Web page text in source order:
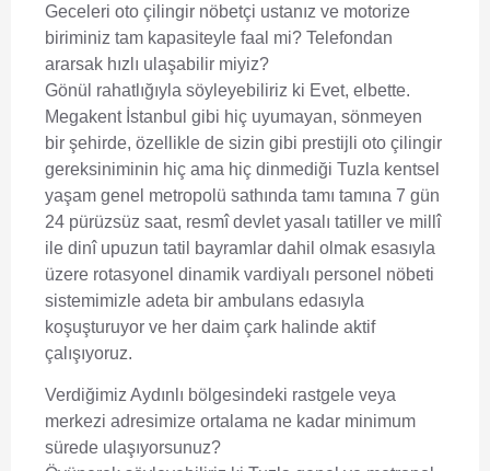
Geceleri oto çilingir nöbetçi ustanız ve motorize
biriminiz tam kapasiteyle faal mi? Telefondan
ararsak hızlı ulaşabilir miyiz?
Gönül rahatlığıyla söyleyebiliriz ki Evet, elbette.
Megakent İstanbul gibi hiç uyumayan, sönmeyen
bir şehirde, özellikle de sizin gibi prestijli oto çilingir
gereksiniminin hiç ama hiç dinmediği Tuzla kentsel
yaşam genel metropolü sathında tamı tamına 7 gün
24 pürüzsüz saat, resmî devlet yasalı tatiller ve millî
ile dinî upuzun tatil bayramlar dahil olmak esasıyla
üzere rotasyonel dinamik vardiyalı personel nöbeti
sistemimizle adeta bir ambulans edasıyla
koşuşturuyor ve her daim çark halinde aktif
çalışıyoruz.
Verdiğimiz Aydınlı bölgesindeki rastgele veya
merkezi adresimize ortalama ne kadar minimum
sürede ulaşıyorsunuz?